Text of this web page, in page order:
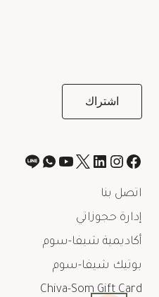
اتصل بنا
إدارة حجوزاتي
أكاديمية شيفا-سوم
بوتيك شيفا-سوم
Chiva-Som Gift Card